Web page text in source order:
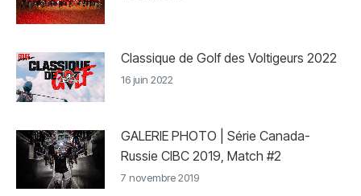
Classique de Golf des Voltigeurs 2022
16 juin 2022
GALERIE PHOTO | Série Canada-
Russie CIBC 2019, Match #2
7 novembre 2019